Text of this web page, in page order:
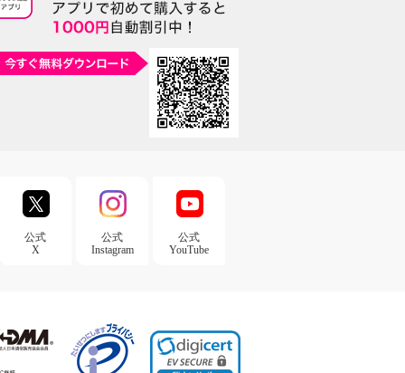
公式
X
公式
Instagram
公式
YouTube